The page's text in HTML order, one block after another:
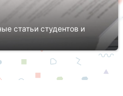
статьи студентов и
и дальнейшее развитие
построением научной карьеры.